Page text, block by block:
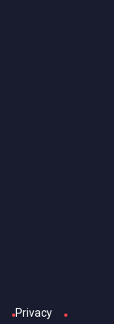
Privacy